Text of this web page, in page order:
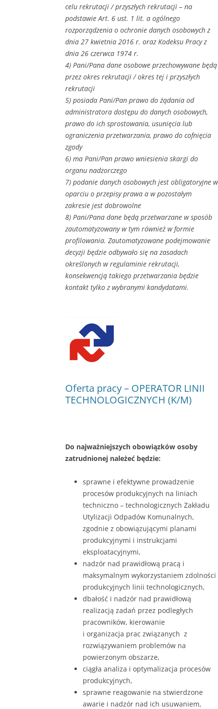
celu rekrutacji / przyszłych rekrutacji – na
podstawie Art. 6 ust. 1 lit. a ogólnego
rozporządzenia o ochronie danych osobowych z
dnia 27 kwietnia 2016 r. oraz Kodeksu Pracy z
dnia 26 czerwca 1974 r.
4) Pani/Pana dane osobowe przechowywane będą
przez okres rekrutacji / okres tej i przyszłych
rekrutacji
5) posiada Pani/Pan prawo do żądania od
administratora dostępu do danych osobowych,
prawo do ich sprostowania, usunięcia lub
ograniczenia przetwarzania, prawo do cofnięcia
zgody
6) ma Pani/Pan prawo wniesienia skargi do
organu nadzorczego
7) podanie danych osobowych jest obligatoryjne w
oparciu o przepisy prawa a w pozostałym
zakresie jest dobrowolne
8) Pani/Pana dane będą przetwarzane w sposób
zautomatyzowany w tym również w formie
profilowania. Zautomatyzowane podejmowanie
decyzji będzie odbywało się na zasadach
określonych w regulaminie rekrutacji,
konsekwencją takiego przetwarzania będzie
kontakt tylko z wybranymi kandydatami.
Oferta pracy – OPERATOR LINII
TECHNOLOGICZNYCH (K/M)
Do najważniejszych obowiązków osoby
zatrudnionej należeć będzie:
sprawne i efektywne prowadzenie
procesów produkcyjnych na liniach
techniczno – technologicznych Zakładu
Utylizacji Odpadów Komunalnych,
zgodnie z obowiązującymi planami
produkcyjnymi i instrukcjami
eksploatacyjnymi,
nadzór nad prawidłową pracą i
maksymalnym wykorzystaniem zdolności
produkcyjnych linii technologicznych,
dbałość i nadzór nad prawidłową
realizacją zadań przez podległych
pracowników, kierowanie
i organizacja prac związanych z
rozwiązywaniem problemów na
powierzonym obszarze,
ciągła analiza i optymalizacja procesów
produkcyjnych,
sprawne reagowanie na stwierdzone
awarie i nadzór nad ich usuwaniem,